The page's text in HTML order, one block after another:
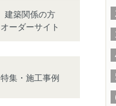
建築関係の方
オーダーサイト
特集・施工事例